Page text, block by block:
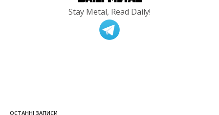
Stay Metal, Read Daily!
ОСТАННІ ЗАПИСИ